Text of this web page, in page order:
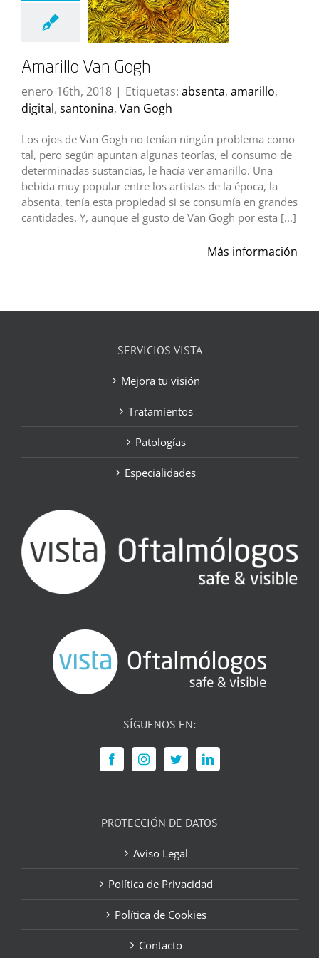
Amarillo Van Gogh
enero 16th, 2018 | Etiquetas: absenta, amarillo,
digital, santonina, Van Gogh
Los ojos de Van Gogh no tenían ningún problema como
tal, pero según apuntan algunas teorías, el consumo de
determinadas sustancias, le hacía ver amarillo. Una
bebida muy popular entre los artistas de la época, la
absenta, tenía esta propiedad si se consumía en grandes
cantidades. Y, aunque el gusto de Van Gogh por esta [...]
Más información
SERVICIOS VISTA
Mejora tu visión
Tratamientos
Patologías
Especialidades
SÍGUENOS EN:
PROTECCIÓN DE DATOS
Aviso Legal
Política de Privacidad
Política de Cookies
Contacto